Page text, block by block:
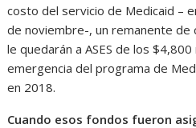
costo del servicio de Medicaid –
de noviembre-, un remanente de
le quedarán a ASES de los
emergencia del programa de
en 2018.
Cuando esos fondos fueron